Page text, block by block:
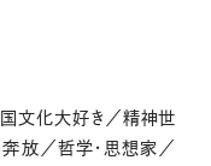
国文化大好き／精神世
放／哲学・思想家／